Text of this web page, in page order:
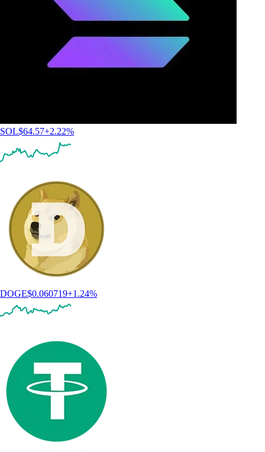
SOL$64.57+2.22%
DOGE$0.060719+1.24%